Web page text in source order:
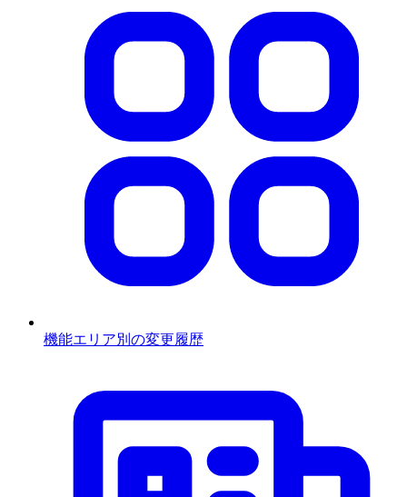
機能エリア別の変更履歴